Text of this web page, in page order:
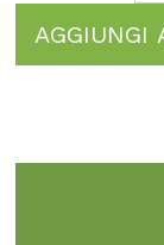
AGGIUNGI